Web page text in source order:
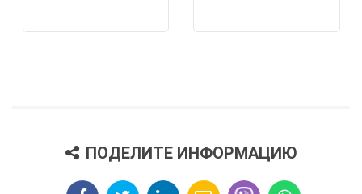
ПОДЕЛИТЕ ИНФОРМАЦИЮ